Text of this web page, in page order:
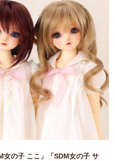
女の子 ここ」「SDM女の子 サ